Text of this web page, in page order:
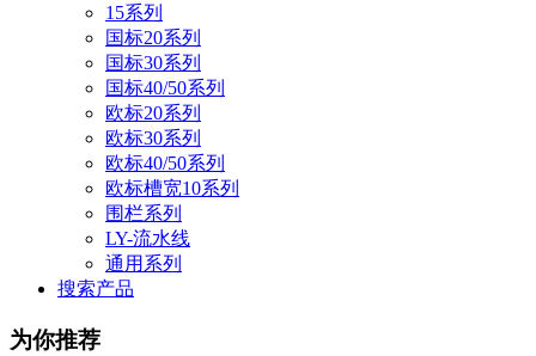
15系列
国标20系列
国标30系列
国标40/50系列
欧标20系列
欧标30系列
欧标40/50系列
欧标槽宽10系列
围栏系列
LY-流水线
通用系列
搜索产品
为你推荐